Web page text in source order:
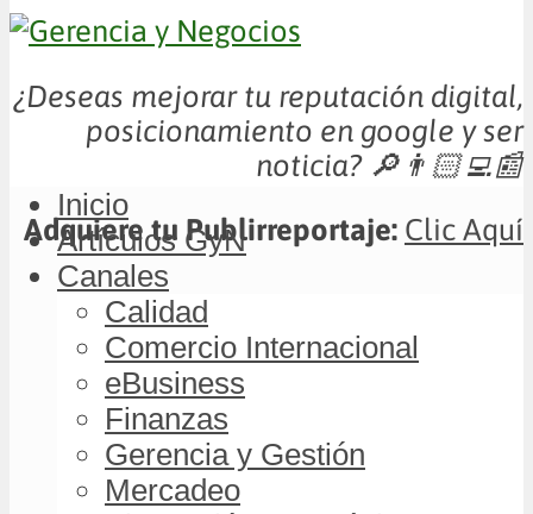
¿Deseas mejorar tu reputación digital,
posicionamiento en google y ser
noticia? 🔎👨🏻‍💻📰
Adquiere tu Publirreportaje: Clic Aquí
Inicio
Artículos GyN
Canales
Calidad
Comercio Internacional
eBusiness
Finanzas
Gerencia y Gestión
Mercadeo